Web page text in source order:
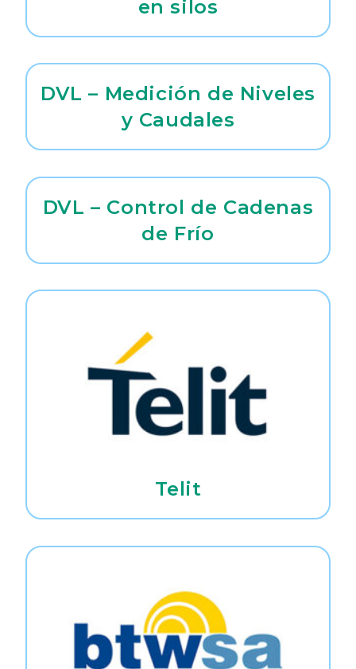
en silos
DVL – Medición de Niveles
y Caudales
DVL – Control de Cadenas
de Frío
Telit